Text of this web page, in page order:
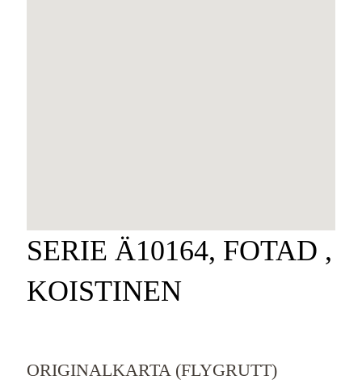
SERIE Ä10164, FOTAD ,
KOISTINEN
ORIGINALKARTA (FLYGRUTT)